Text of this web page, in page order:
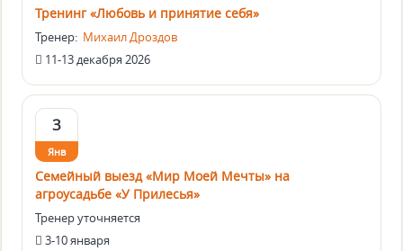
Тренинг «Любовь и принятие себя»
Тренер: Михаил Дроздов
11-13 декабря 2026
3
Янв
Семейный выезд «Мир Моей Мечты» на
агроусадьбе «У Прилесья»
Тренер уточняется
3-10 января